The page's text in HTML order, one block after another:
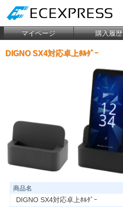
マイページ 購入履歴
DIGNO SX4対応卓上ﾎﾙﾀﾞｰ
商品名
DIGNO SX4対応卓上ﾎﾙﾀﾞｰ